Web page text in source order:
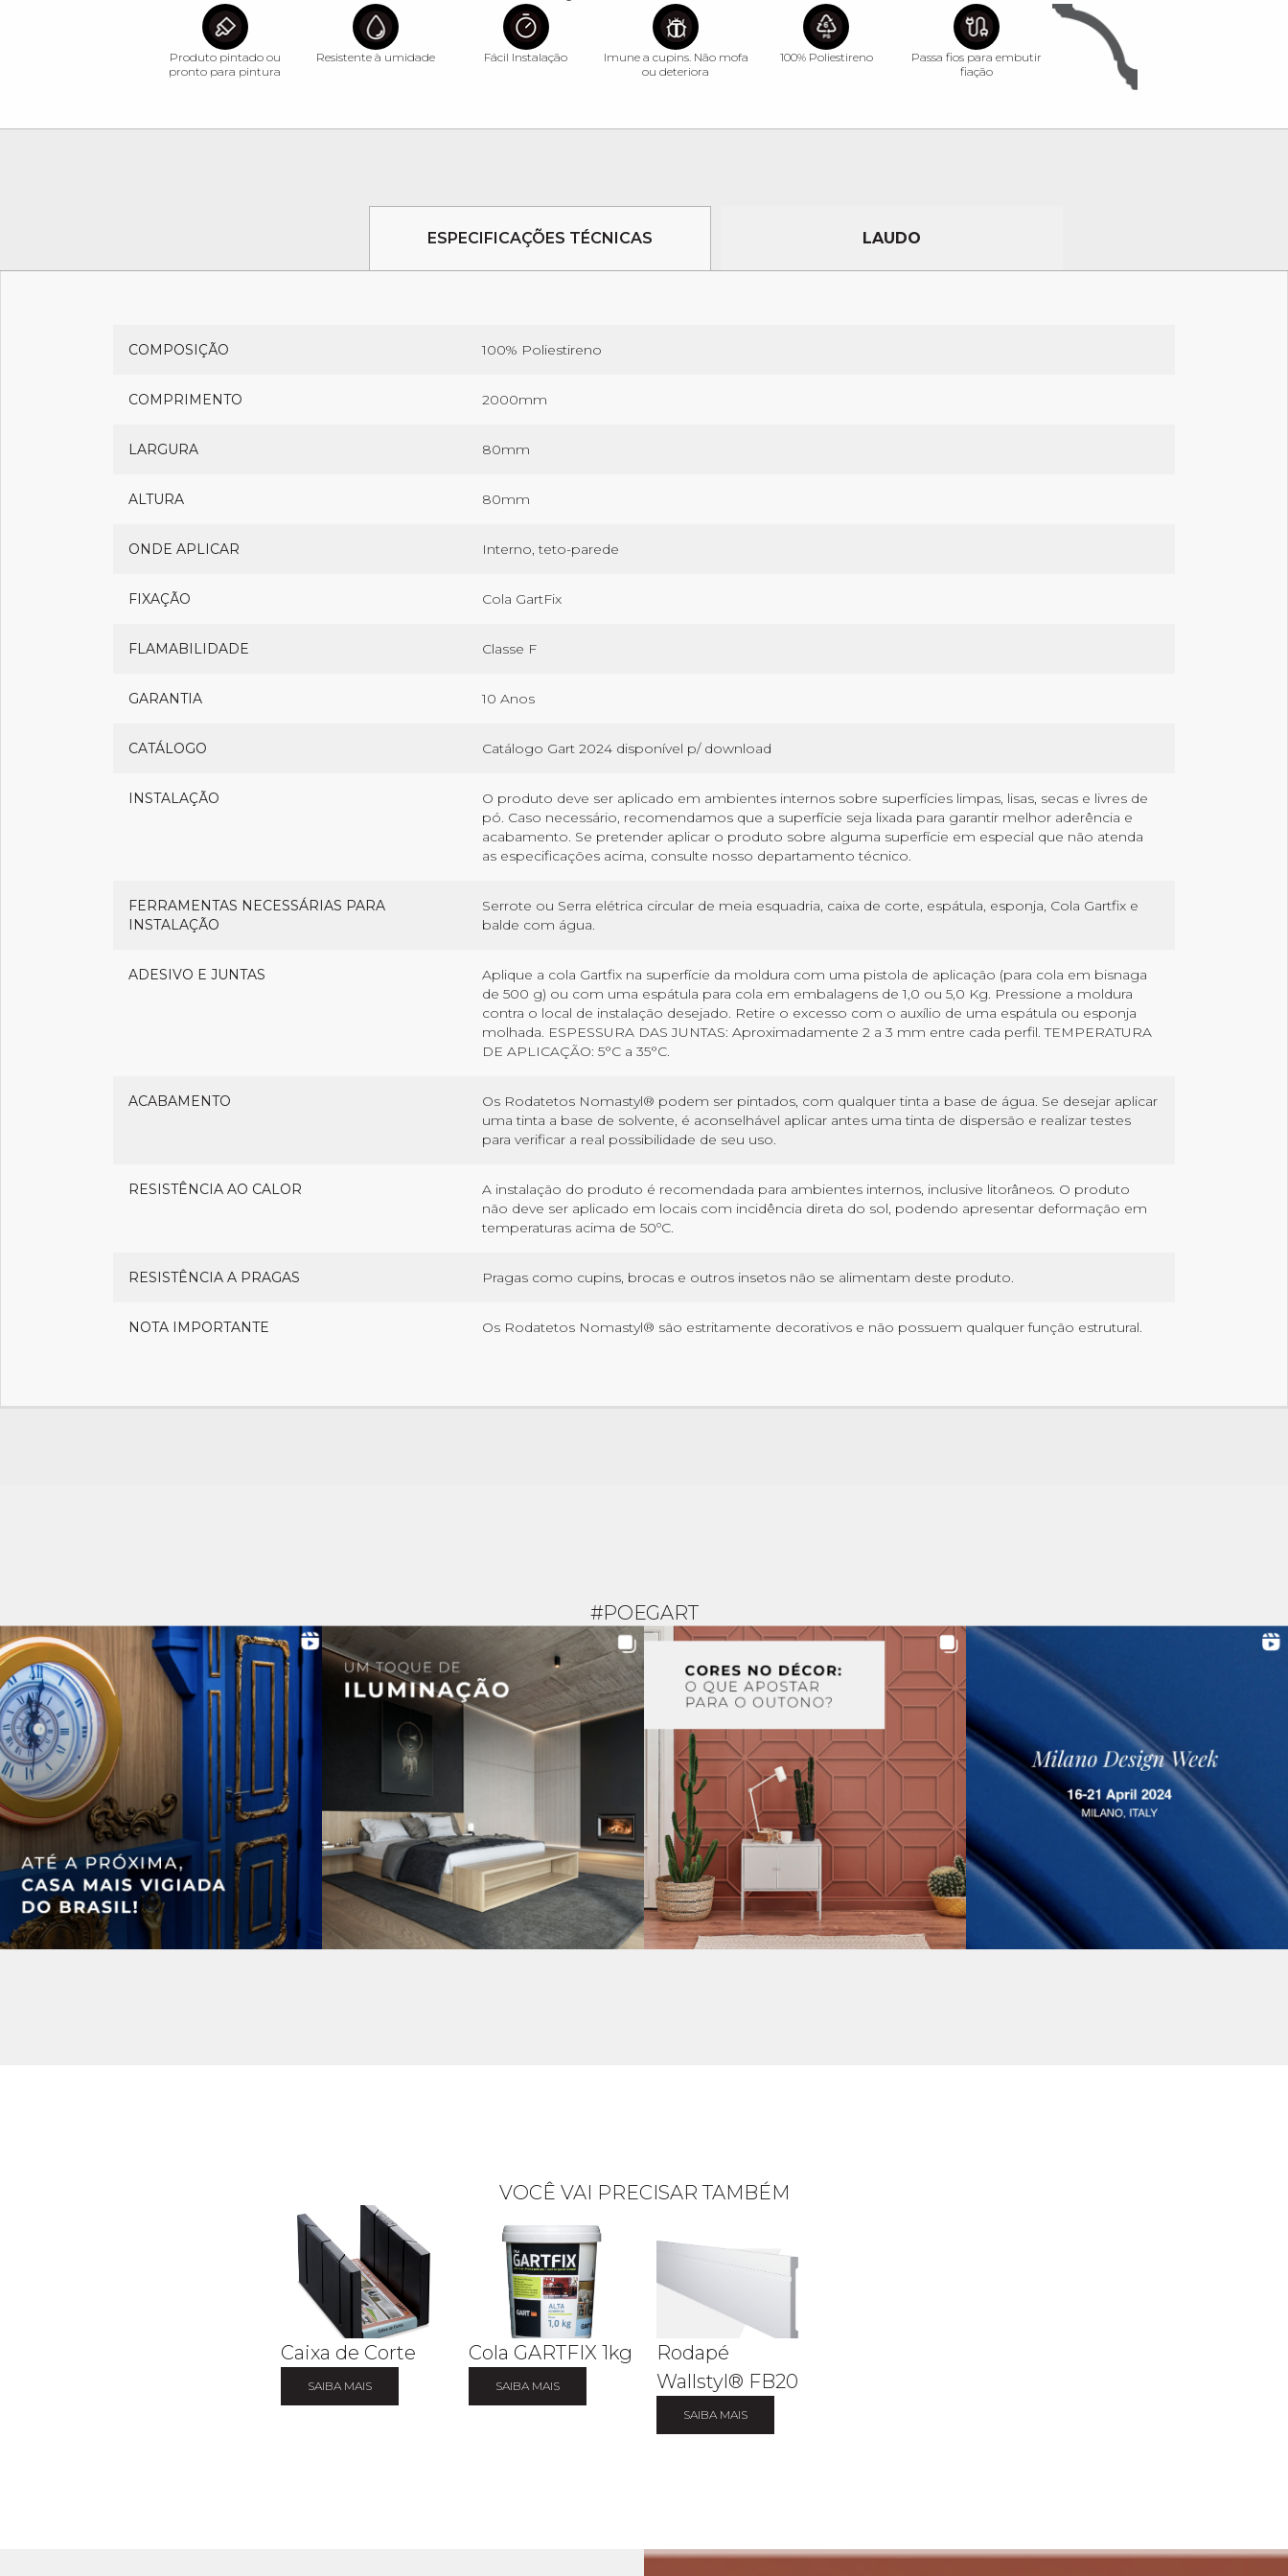
Produto pintado ou
pronto para pintura
Resistente à umidade Fácil Instalação
Imune a cupins. Não mofa
ou deteriora
100% Poliestireno
Passa fios para embutir
fiação
ESPECIFICAÇÕES TÉCNICAS LAUDO
COMPOSIÇÃO 100% Poliestireno
COMPRIMENTO 2000mm
LARGURA 80mm
ALTURA 80mm
ONDE APLICAR Interno, teto-parede
FIXAÇÃO Cola GartFix
FLAMABILIDADE Classe F
GARANTIA 10 Anos
CATÁLOGO Catálogo Gart 2024 disponível p/ download
INSTALAÇÃO
O produto deve ser aplicado em ambientes internos sobre superfícies limpas, lisas, secas e livres de
pó. Caso necessário, recomendamos que a superfície seja lixada para garantir melhor aderência e
acabamento. Se pretender aplicar o produto sobre alguma superfície em especial que não atenda
as especificações acima, consulte nosso departamento técnico.
FERRAMENTAS NECESSÁRIAS PARA
INSTALAÇÃO
Serrote ou Serra elétrica circular de meia esquadria, caixa de corte, espátula, esponja, Cola Gartfix e
balde com água.
ADESIVO E JUNTAS
Aplique a cola Gartfix na superfície da moldura com uma pistola de aplicação (para cola em bisnaga
de 500 g) ou com uma espátula para cola em embalagens de 1,0 ou 5,0 Kg. Pressione a moldura
contra o local de instalação desejado. Retire o excesso com o auxílio de uma espátula ou esponja
molhada. ESPESSURA DAS JUNTAS: Aproximadamente 2 a 3 mm entre cada perfil. TEMPERATURA
DE APLICAÇÃO: 5°C a 35°C.
ACABAMENTO
Os Rodatetos Nomastyl® podem ser pintados, com qualquer tinta a base de água. Se desejar aplicar
uma tinta a base de solvente, é aconselhável aplicar antes uma tinta de dispersão e realizar testes
para verificar a real possibilidade de seu uso.
RESISTÊNCIA AO CALOR
A instalação do produto é recomendada para ambientes internos, inclusive litorâneos. O produto
não deve ser aplicado em locais com incidência direta do sol, podendo apresentar deformação em
temperaturas acima de 50ºC.
RESISTÊNCIA A PRAGAS Pragas como cupins, brocas e outros insetos não se alimentam deste produto.
NOTA IMPORTANTE Os Rodatetos Nomastyl® são estritamente decorativos e não possuem qualquer função estrutural.
#POEGART
VOCÊ VAI PRECISAR TAMBÉM
Caixa de Corte
SAIBA MAIS
Cola GARTFIX 1kg
SAIBA MAIS
Rodapé
Wallstyl® FB20
SAIBA MAIS